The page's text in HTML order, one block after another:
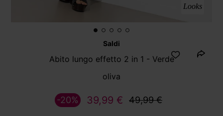
Looks
Saldi
Abito lungo effetto 2 in 1 - Verde
oliva
39,99 € 49,99 €
-20%